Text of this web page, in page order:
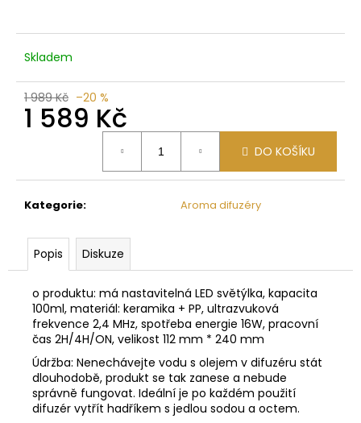
Skladem
1 989 Kč –20 %
1 589 Kč
DO KOŠÍKU
Kategorie: Aroma difuzéry
Popis Diskuze
o produktu: má nastavitelná LED světýlka, kapacita
100ml, materiál: keramika + PP, ultrazvuková
frekvence 2,4 MHz, spotřeba energie 16W, pracovní
čas 2H/4H/ON, velikost 112 mm * 240 mm
Údržba: Nenechávejte vodu s olejem v difuzéru stát
dlouhodobě, produkt se tak zanese a nebude
správně fungovat. Ideální je po každém použití
difuzér vytřít hadříkem s jedlou sodou a octem.
425
Kč